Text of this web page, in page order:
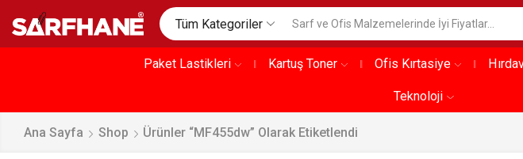
Tüm Kategoriler
Paket Lastikleri Kartuş Toner Ofis Kırtasiye
Teknoloji
Ana Sayfa Shop Ürünler “MF455dw” Olarak Etiketlendi